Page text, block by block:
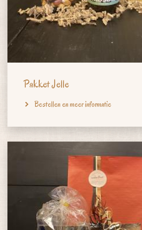
Pakket Jelle
Bestellen en meer informatie